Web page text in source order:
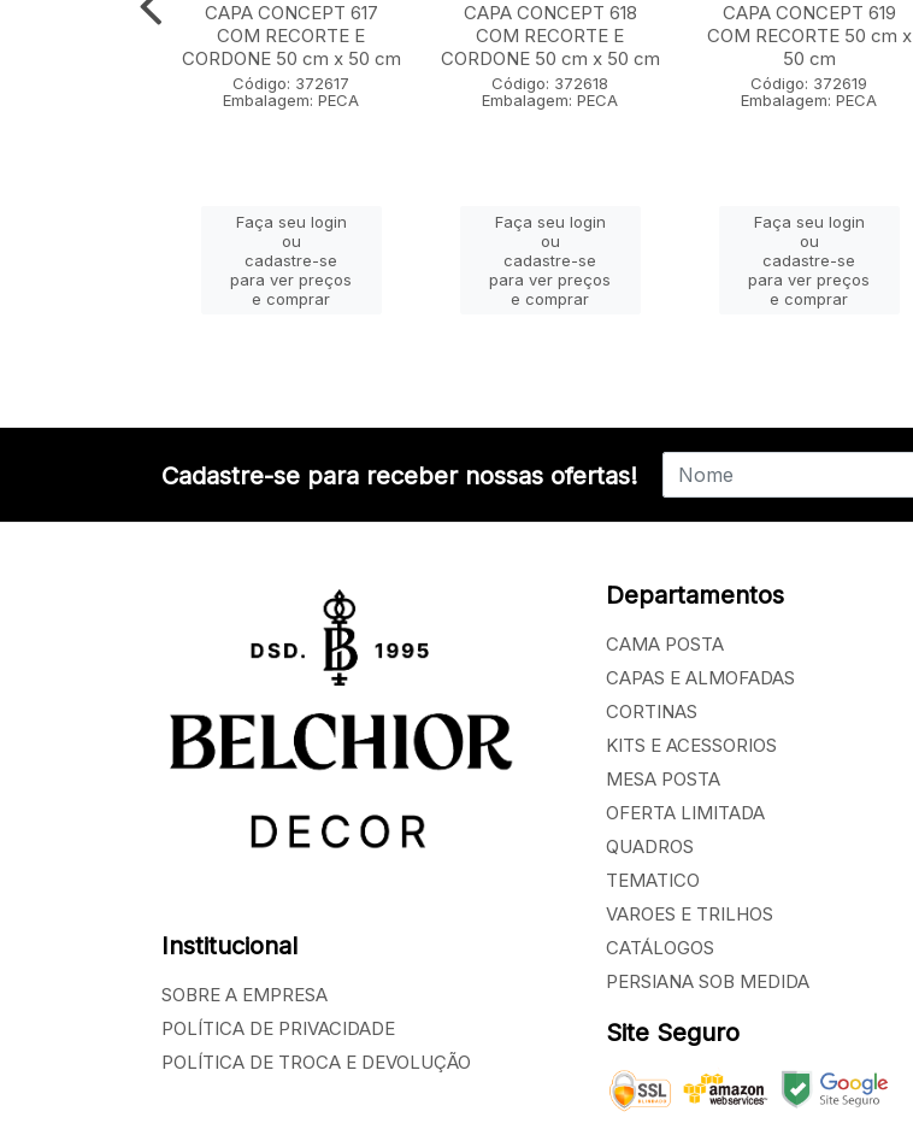
CAPA CONCEPT 617
COM RECORTE E
CORDONE 50 cm x 50 cm
Código: 372617
Embalagem: PECA
Faça seu login
ou
cadastre-se
para ver preços
e comprar
CAPA CONCEPT 618
COM RECORTE E
CORDONE 50 cm x 50 cm
Código: 372618
Embalagem: PECA
Faça seu login
ou
cadastre-se
para ver preços
e comprar
CAPA CONCEPT 619
COM RECORTE 50 cm x
50 cm
Código: 372619
Embalagem: PECA
Faça seu login
ou
cadastre-se
para ver preços
e comprar
Cadastre-se para receber nossas ofertas!
Institucional
SOBRE A EMPRESA
POLÍTICA DE PRIVACIDADE
POLÍTICA DE TROCA E DEVOLUÇÃO
Departamentos
CAMA POSTA
CAPAS E ALMOFADAS
CORTINAS
KITS E ACESSORIOS
MESA POSTA
OFERTA LIMITADA
QUADROS
TEMATICO
VAROES E TRILHOS
CATÁLOGOS
PERSIANA SOB MEDIDA
Site Seguro